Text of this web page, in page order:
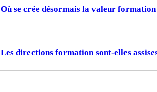
Où se crée désormais la valeur
Les directions formation sont-elles